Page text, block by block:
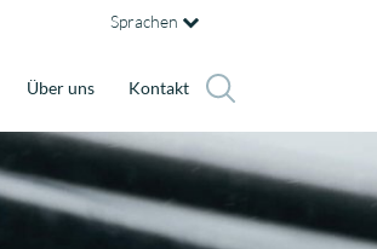
Sprachen
Über uns Kontakt